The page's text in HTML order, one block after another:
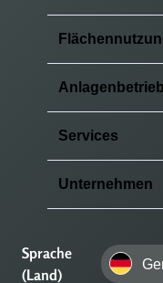
Anlagenbetrieb
Services
Unternehmen
Sprache
(Land)